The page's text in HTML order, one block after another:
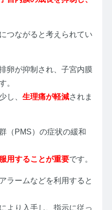
つながると考えられてい
卵が抑制され、子宮内膜
。
し、 生理痛が軽減されま
（PMS）の症状の緩和
用することが重要です。
ラームなどを利用すると
より入手し、指示に従っ